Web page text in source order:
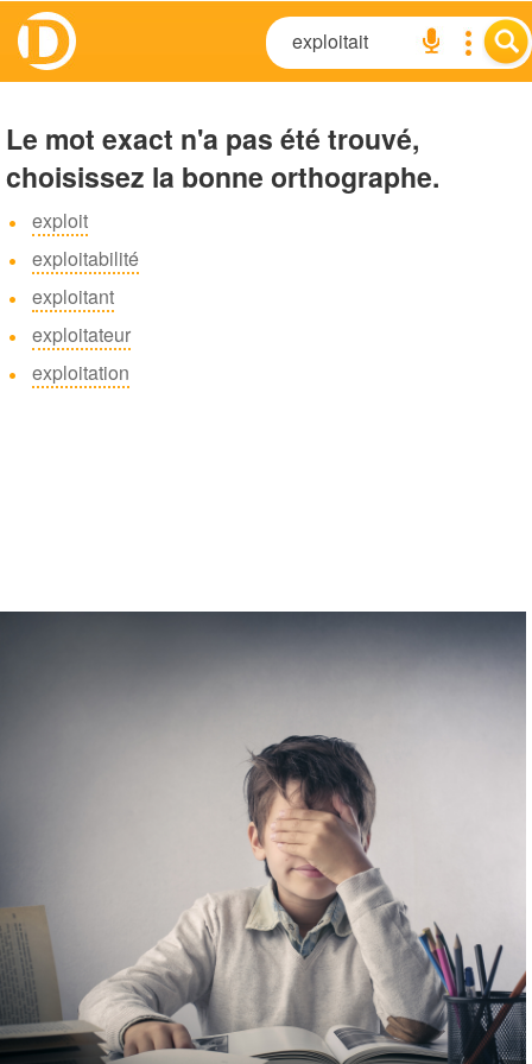
Le mot exact n'a pas été trouvé,
choisissez la bonne orthographe.
exploit
exploitabilité
exploitant
exploitateur
exploitation